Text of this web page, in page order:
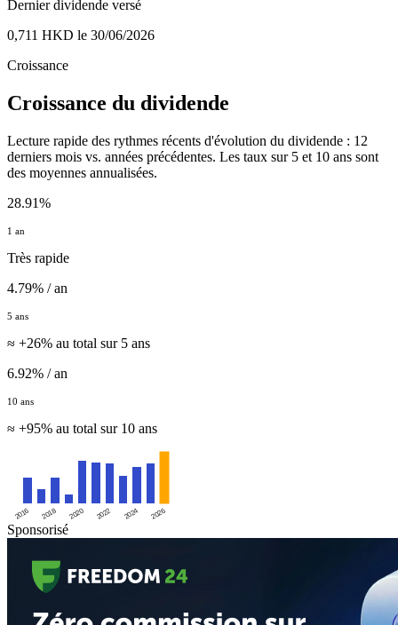
Dernier dividende versé
0,711 HKD le 30/06/2026
Croissance
Croissance du dividende
Lecture rapide des rythmes récents d'évolution du dividende : 12
derniers mois vs. années précédentes. Les taux sur 5 et 10 ans sont
des moyennes annualisées.
28.91%
1 an
Très rapide
4.79% / an
5 ans
≈ +26% au total sur 5 ans
6.92% / an
10 ans
≈ +95% au total sur 10 ans
2016 2018 2020 2022 2024 2026
Sponsorisé